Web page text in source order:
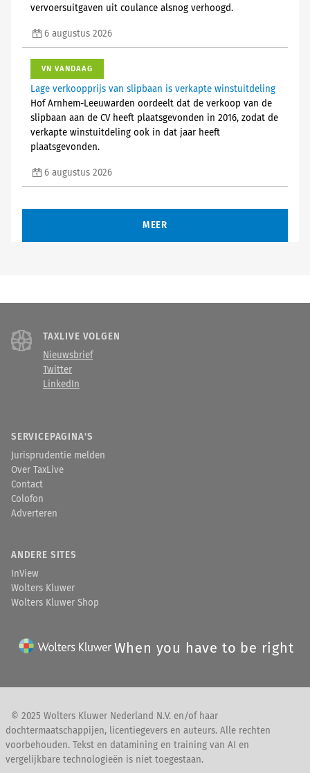
vervoersuitgaven uit coulance alsnog verhoogd.
6 augustus 2026
VN VANDAAG
Lage verkoopprijs van slipbaan is verkapte winstuitdeling
Hof Arnhem-Leeuwarden oordeelt dat de verkoop van de
slipbaan aan de CV heeft plaatsgevonden in 2016, zodat de
verkapte winstuitdeling ook in dat jaar heeft
plaatsgevonden.
6 augustus 2026
MEER
TAXLIVE VOLGEN
Nieuwsbrief
Twitter
LinkedIn
SERVICEPAGINA'S
Jurisprudentie melden
Over TaxLive
Contact
Colofon
Adverteren
ANDERE SITES
InView
Wolters Kluwer
Wolters Kluwer Shop
When you have to be right
© 2025 Wolters Kluwer Nederland N.V. en/of haar
dochtermaatschappijen, licentiegevers en auteurs. Alle rechten
voorbehouden. Tekst en datamining en training van AI en
vergelijkbare technologieën is niet toegestaan.